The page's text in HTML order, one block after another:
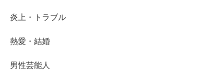
炎上・トラブル
熱愛・結婚
男性芸能人